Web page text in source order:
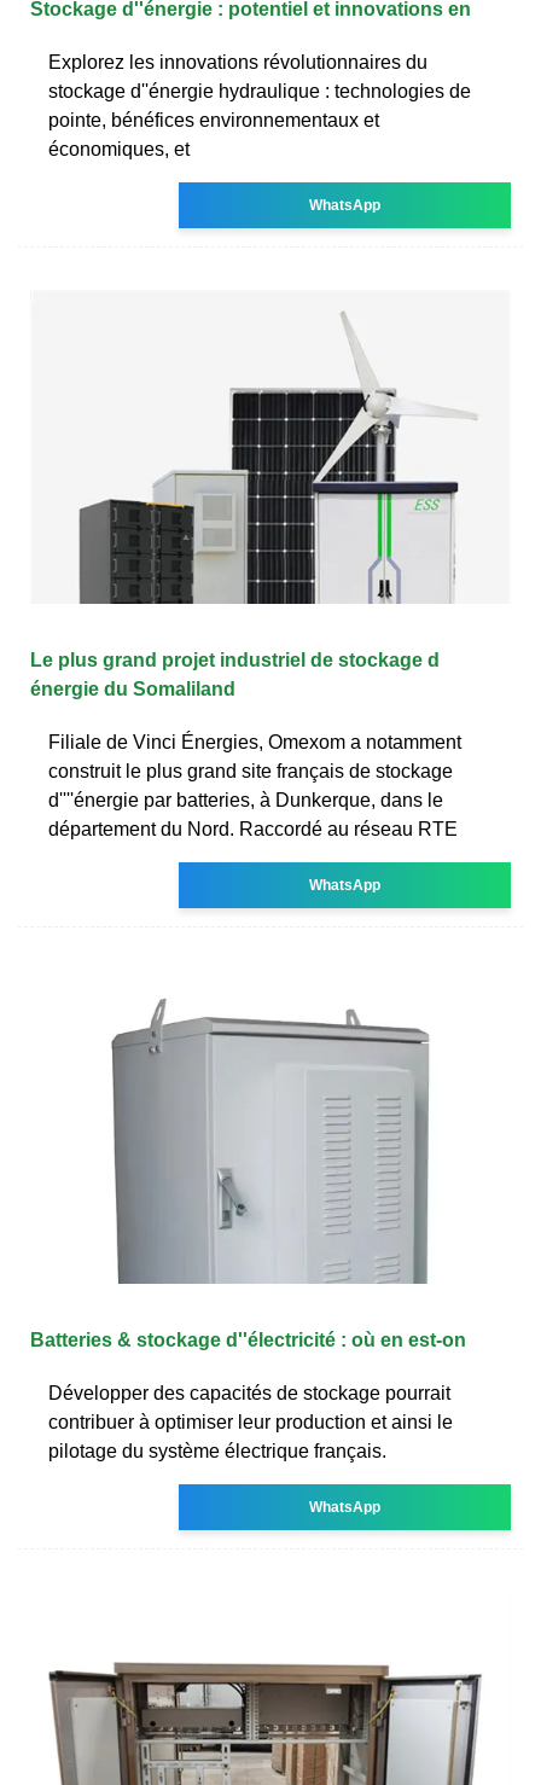
Stockage d''énergie : potentiel et innovations en
Explorez les innovations révolutionnaires du
stockage d''énergie hydraulique : technologies de
pointe, bénéfices environnementaux et
économiques, et
WhatsApp
Le plus grand projet industriel de stockage d
énergie du Somaliland
Filiale de Vinci Énergies, Omexom a notamment
construit le plus grand site français de stockage
d''''énergie par batteries, à Dunkerque, dans le
département du Nord. Raccordé au réseau RTE
WhatsApp
Batteries & stockage d''électricité : où en est-on
Développer des capacités de stockage pourrait
contribuer à optimiser leur production et ainsi le
pilotage du système électrique français.
WhatsApp